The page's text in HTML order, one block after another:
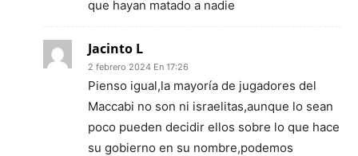
que hayan matado a nadie
Jacinto L
2 febrero 2024 En 17:26
Pienso igual,la mayoría de jugadores del
Maccabi no son ni israelitas,aunque lo sean
poco pueden decidir ellos sobre lo que hace
su gobierno en su nombre,podemos